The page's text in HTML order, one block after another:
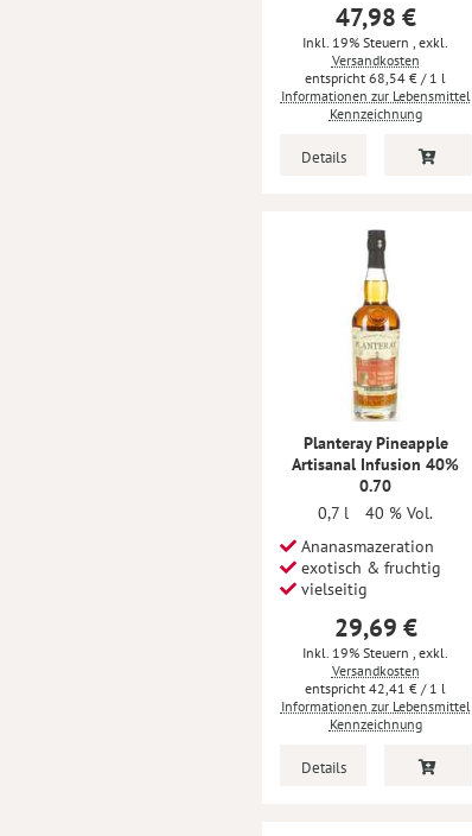
47,98 €
Inkl. 19% Steuern, exkl.
Versandkosten
68,54 € / 1 l
Informationen zur Lebensmittel
Kennzeichnung
Details
Planteray Pineapple
Artisanal Infusion 40%
0.70
0,7 l
40 % Vol.
Ananasmazeration
exotisch & fruchtig
vielseitig
29,69 €
Inkl. 19% Steuern
exkl.
Versandkosten
42,41 € / 1 l
Informationen zur Lebensmittel
Kennzeichnung
Details